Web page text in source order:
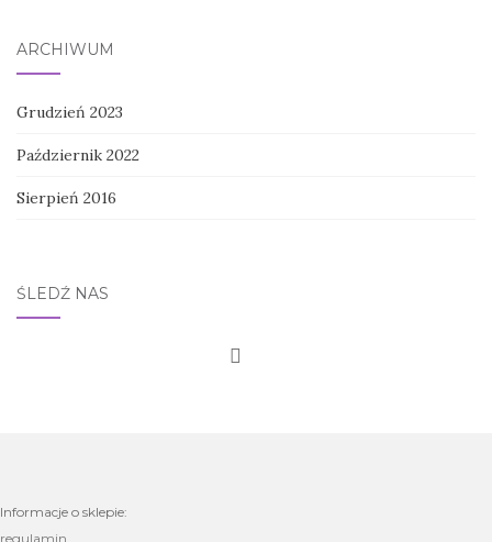
ARCHIWUM
Grudzień 2023
Październik 2022
Sierpień 2016
ŚLEDŹ NAS
Informacje o sklepie:
regulamin